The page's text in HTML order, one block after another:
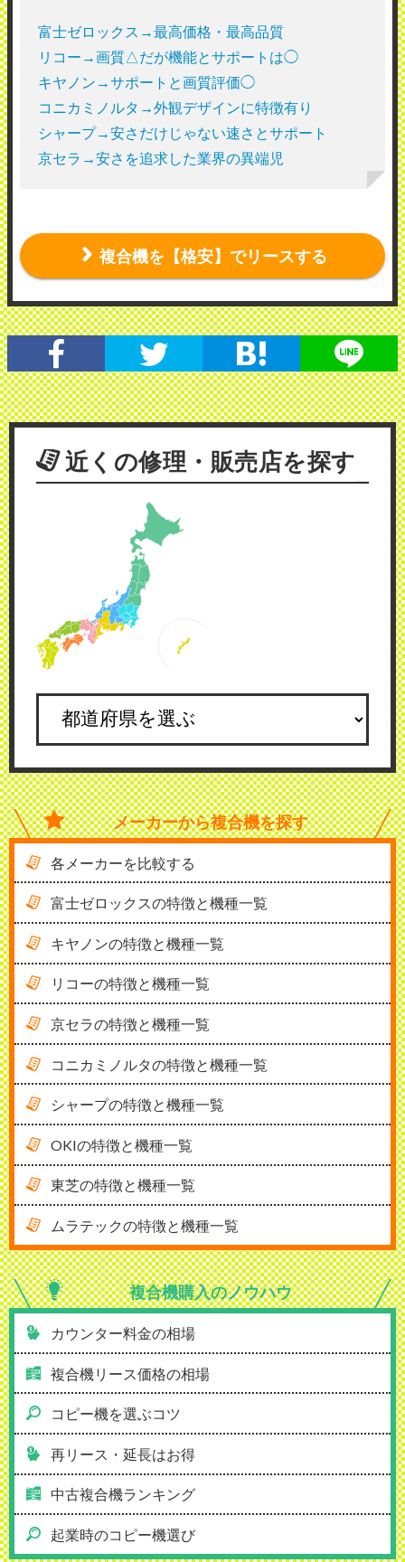
富士ゼロックス→最高価格・最高品質
リコー→画質△だが機能とサポートは◯
キヤノン→サポートと画質評価◯
コニカミノルタ→外観デザインに特徴有り
シャープ→安さだけじゃない速さとサポート
京セラ→安さを追求した業界の異端児
複合機を【格安】でリースする
近くの修理・販売店を探す
メーカーから複合機を探す
各メーカーを比較する
富士ゼロックスの特徴と機種一覧
キヤノンの特徴と機種一覧
リコーの特徴と機種一覧
京セラの特徴と機種一覧
コニカミノルタの特徴と機種一覧
シャープの特徴と機種一覧
OKIの特徴と機種一覧
東芝の特徴と機種一覧
ムラテックの特徴と機種一覧
複合機購入のノウハウ
カウンター料金の相場
複合機リース価格の相場
コピー機を選ぶコツ
再リース・延長はお得
中古複合機ランキング
起業時のコピー機選び